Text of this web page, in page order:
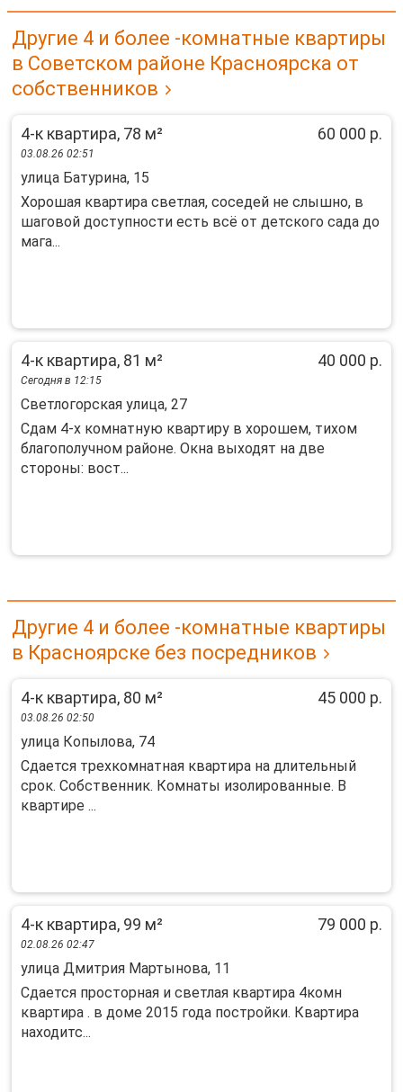
Другие 4 и более -комнатные квартиры
в Советском районе Красноярска от
собственников
4-к квартира, 78 м² 60 000 р.
03.08.26 02:51
улица Батурина, 15
Хорошая квартира светлая, соседей не слышно, в
шаговой доступности есть всё от детского сада до
мага...
4-к квартира, 81 м² 40 000 р.
Сегодня в 12:15
Светлогорская улица, 27
Сдам 4-х комнатную квартиру в хорошем, тихом
благополучном районе. Окна выходят на две
стороны: вост...
Другие 4 и более -комнатные квартиры
в Красноярске без посредников
4-к квартира, 80 м² 45 000 р.
03.08.26 02:50
улица Копылова, 74
Сдается трехкомнатная квартира на длительный
срок. Собственник. Комнаты изолированные. В
квартире ...
4-к квартира, 99 м² 79 000 р.
02.08.26 02:47
улица Дмитрия Мартынова, 11
Сдается просторная и светлая квартира 4комн
квартира . в доме 2015 года постройки. Квартира
находитс...